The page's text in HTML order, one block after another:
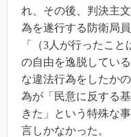
れ、その後、判決主
為を遂行する防衛局
「（3人が行ったこ
の自由を逸脱してい
な違法行為をしたか
為が「民意に反する
きた」という特殊な
言しかなかった。